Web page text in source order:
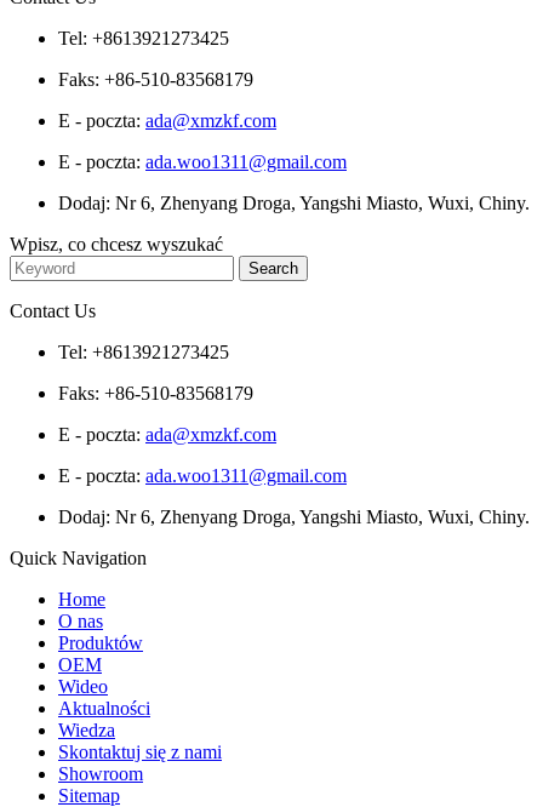
Tel: +8613921273425
Faks: +86-510-83568179
E - poczta: ada@xmzkf.com
E - poczta: ada.woo1311@gmail.com
Dodaj: Nr 6, Zhenyang Droga, Yangshi Miasto, Wuxi, Chiny.
Wpisz, co chcesz wyszukać
Contact Us
Tel: +8613921273425
Faks: +86-510-83568179
E - poczta: ada@xmzkf.com
E - poczta: ada.woo1311@gmail.com
Dodaj: Nr 6, Zhenyang Droga, Yangshi Miasto, Wuxi, Chiny.
Quick Navigation
Home
O nas
Produktów
OEM
Wideo
Aktualności
Wiedza
Skontaktuj się z nami
Showroom
Sitemap